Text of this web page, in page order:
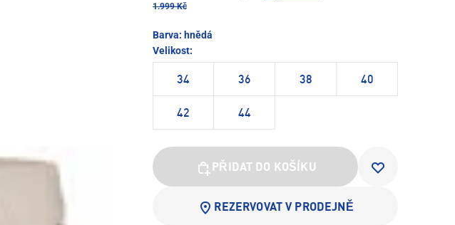
1.999 Kč
Barva: hnědá
Velikost:
34 36 38 40
42 44
PŘIDAT DO KOŠÍKU
REZERVOVAT V PRODEJNĚ